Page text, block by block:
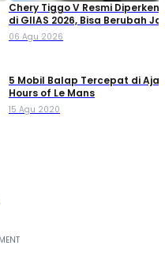
Chery Tiggo V Resmi
di GIIAS 2026, Bisa Berubah
Double Cabin
06 Agu 2026
5 Mobil Balap Tercepat di
Hours of Le Mans
15 Agu 2020